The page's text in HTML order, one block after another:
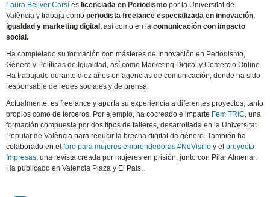
Laura Bellver Carsí es licenciada en Periodismo por la Universitat de
València y trabaja comoperiodista freelance especializada en innovación,
igualdad y marketing digital, así como en lacomunicación con impacto
social.
Ha completado su formación con másteres de Innovación en Periodismo,
Género y Políticas de Igualdad, así como Marketing Digital y Comercio Online.
Ha trabajado durante diez años en agencias de comunicación, donde ha sido
responsable de redes sociales y de prensa.
Actualmente, es freelance y aporta su experiencia a diferentes proyectos, tanto
propios como de terceros. Por ejemplo, ha cocreado e imparte Fem TRIC, una
formación compuesta por dos tipos de talleres, desarrollada en la Universitat
Popular de València para reducir la brecha digital de género. También ha
colaborado en elforo para mujeres emprendedoras #NoVisillo y elproyecto
Impresas, una revista creada por mujeres en prisión, junto con Pilar Almenar.
Ha publicado en Valencia Plaza y El País.